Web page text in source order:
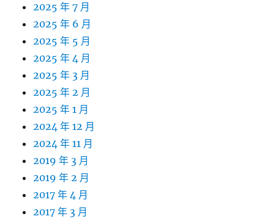
2025 年 7 月
2025 年 6 月
2025 年 5 月
2025 年 4 月
2025 年 3 月
2025 年 2 月
2025 年 1 月
2024 年 12 月
2024 年 11 月
2019 年 3 月
2019 年 2 月
2017 年 4 月
2017 年 3 月